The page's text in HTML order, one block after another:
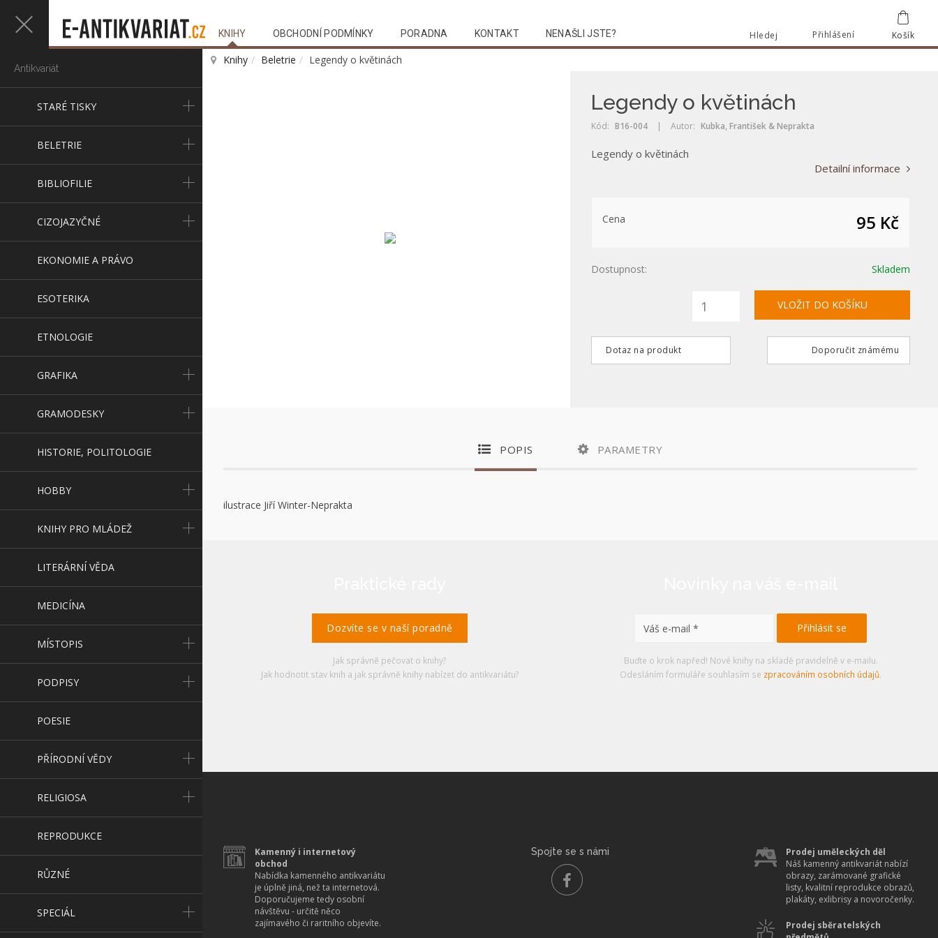
Košík
Přihlášení
Hledej
KNIHY OBCHODNÍ PODMÍNKY PORADNA KONTAKT NENAŠLI JSTE?
Antikvariát
STARÉ TISKY
BELETRIE
BIBLIOFILIE
CIZOJAZYČNÉ
EKONOMIE A PRÁVO
ESOTERIKA
ETNOLOGIE
GRAFIKA
GRAMODESKY
HISTORIE, POLITOLOGIE
HOBBY
KNIHY PRO MLÁDEŽ
LITERÁRNÍ VĚDA
MEDICÍNA
MÍSTOPIS
PODPISY
POESIE
PŘÍRODNÍ VĚDY
RELIGIOSA
REPRODUKCE
RŮZNÉ
SPECIÁL
Knihy Beletrie Legendy o květinách
Legendy o květinách
Kód: B16-004 | Autor: Kubka, František & Neprakta
Legendy o květinách
Detailní informace
Cena 95 Kč
Dostupnost: Skladem
Dotaz na produkt Doporučit známému
POPIS PARAMETRY
ilustrace Jiří Winter-Neprakta
Dozvíte se v naší poradně
Jak správně pečovat o knihy?
Jak hodnotit stav knih a jak správně knihy nabízet do antikvariátu?
Buďte o krok napřed! Nové knihy na skladě pravidelně v e-mailu.
Odesláním formuláře souhlasím se zpracováním osobních údajů.
Kamenný i internetový
obchod
Nabídka kamenného antikvariátu
je úplně jiná, než ta internetová.
Doporučujeme tedy osobní
návštěvu - určitě něco
zajímavého či raritního objevíte.
Prodej uměleckých děl
Náš kamenný antikvariát nabízí
obrazy, zarámované grafické
listy, kvalitní reprodukce obrazů,
plakáty, exlibrisy a novoročenky.
Prodej sběratelských
Spojte se s námi